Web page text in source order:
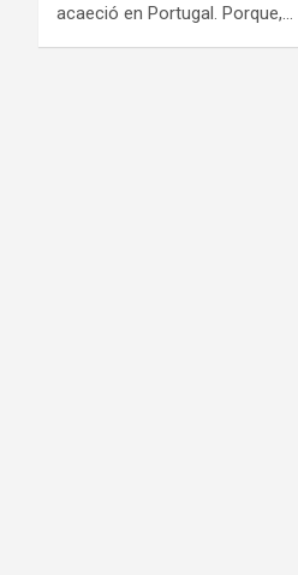
acaeció en Portugal. Porque,…